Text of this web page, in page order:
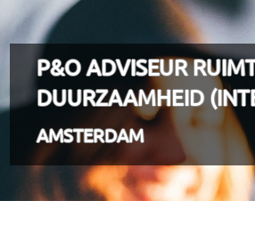
P&O ADVISEUR
DUURZAAMHEID
AMSTERDAM